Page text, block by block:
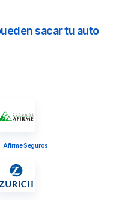
sacar tu auto
Afirme Seguros